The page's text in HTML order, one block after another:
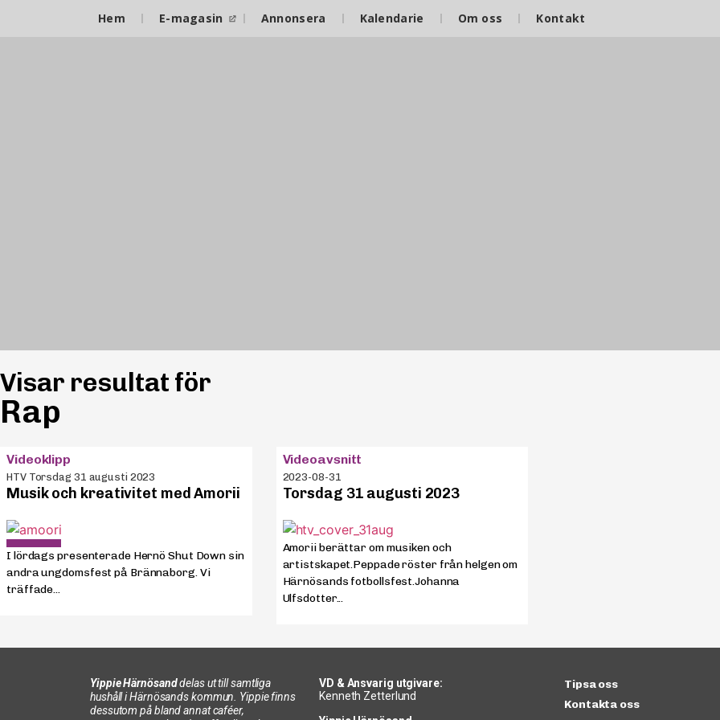
Hem E-magasin Annonsera Kalendarie Om oss Kontakt
Visar resultat för
Rap
Videoklipp
HTV Torsdag 31 augusti 2023
Musik och kreativitet med Amorii
I lördags presenterade Hernö Shut Down sin
andra ungdomsfest på Brännaborg. Vi
träffade...
Videoavsnitt
2023-08-31
Torsdag 31 augusti 2023
Amorii berättar om musiken och
artistskapet.Peppade röster från helgen om
Härnösands fotbollsfest.Johanna
Ulfsdotter...
Yippie Härnösanddelas ut till samtliga
hushåll i Härnösands kommun. Yippie finns
dessutom på bland annat caféer,
VD & Ansvarig utgivare:
Kenneth Zetterlund
Tipsa oss
Kontakta oss